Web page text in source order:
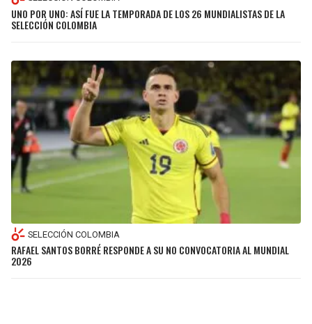
UNO POR UNO: ASÍ FUE LA TEMPORADA DE LOS 26 MUNDIALISTAS DE LA
SELECCIÓN COLOMBIA
SELECCIÓN COLOMBIA
RAFAEL SANTOS BORRÉ RESPONDE A SU NO CONVOCATORIA AL MUNDIAL
2026